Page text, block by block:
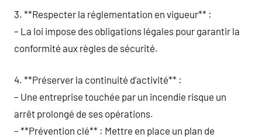
3. **Respecter la réglementation en vigueur** :
– La loi impose des obligations légales pour garantir la
conformité aux règles de sécurité.
4. **Préserver la continuité d’activité** :
– Une entreprise touchée par un incendie risque un
arrêt prolongé de ses opérations.
– **Prévention clé** : Mettre en place un plan de